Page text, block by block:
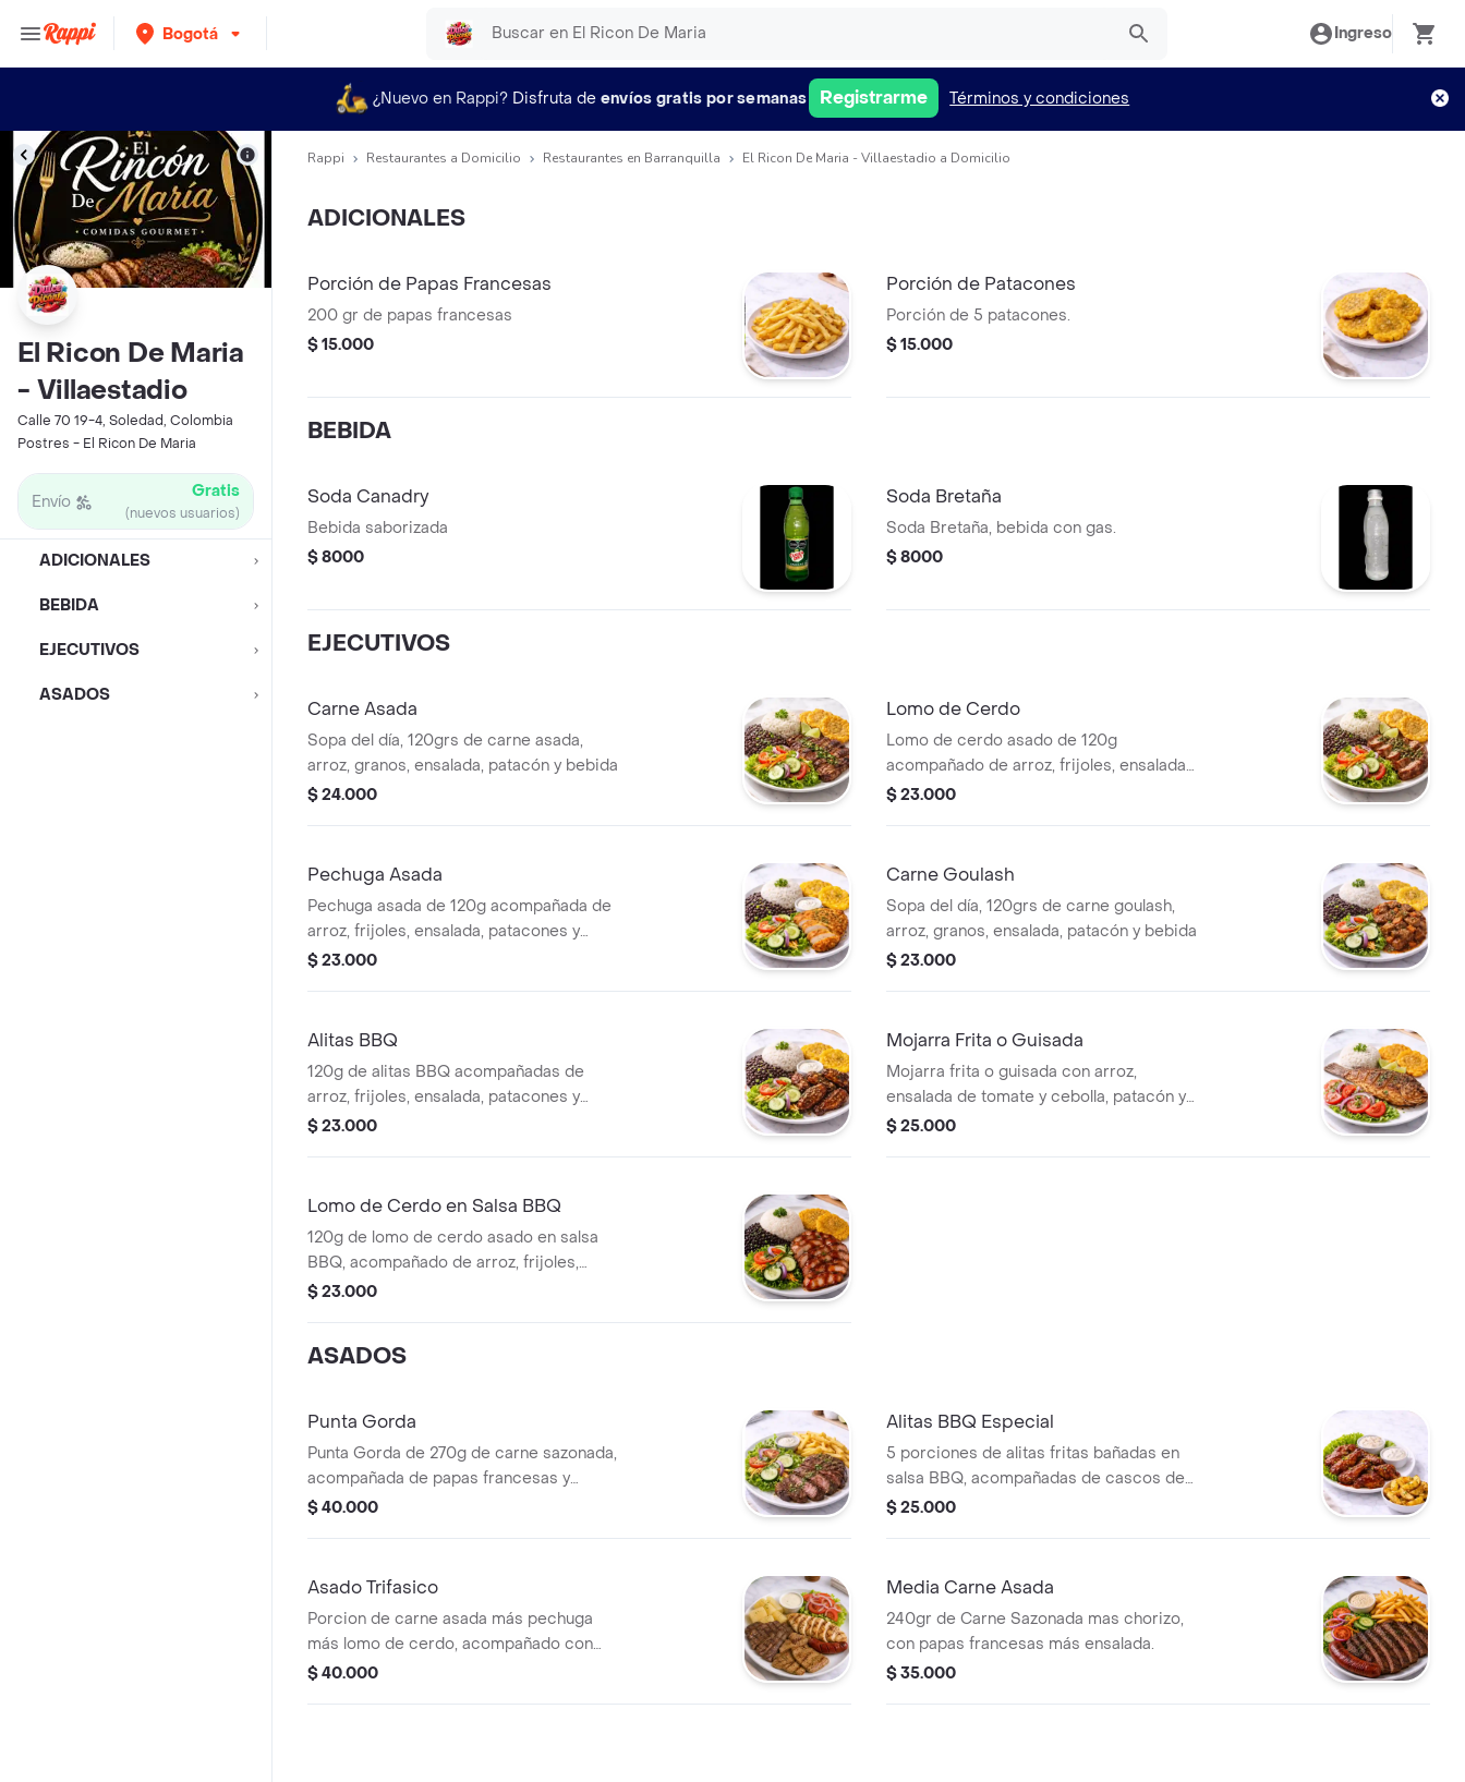
Bogotá Ingreso
¿Nuevo en Rappi? Disfruta de envíos gratis por semanas Registrarme Términos y condiciones
El Ricon De Maria
- Villaestadio
Calle 70 19-4, Soledad, Colombia
Postres - El Ricon De Maria
Envío Gratis
(nuevos usuarios)
ADICIONALES
BEBIDA
EJECUTIVOS
ASADOS
Rappi Restaurantes a Domicilio Restaurantes en Barranquilla El Ricon De Maria - Villaestadio a Domicilio
ADICIONALES
Porción de Papas Francesas
200 gr de papas francesas
$ 15.000
Porción de Patacones
Porción de 5 patacones.
$ 15.000
BEBIDA
Soda Canadry
Bebida saborizada
$ 8000
Soda Bretaña
Soda Bretaña, bebida con gas.
$ 8000
EJECUTIVOS
Carne Asada
Sopa del día, 120grs de carne asada,
arroz, granos, ensalada, patacón y bebida
$ 24.000
Lomo de Cerdo
Lomo de cerdo asado de 120g
acompañado de arroz, frijoles, ensalada
fresca, patacones y bebida.
$ 23.000
Pechuga Asada
Pechuga asada de 120g acompañada de
arroz, frijoles, ensalada, patacones y
bebida.
$ 23.000
Carne Goulash
Sopa del día, 120grs de carne goulash,
arroz, granos, ensalada, patacón y bebida
$ 23.000
Alitas BBQ
120g de alitas BBQ acompañadas de
arroz, frijoles, ensalada, patacones y
salsa.
$ 23.000
Mojarra Frita o Guisada
Mojarra frita o guisada con arroz,
ensalada de tomate y cebolla, patacón y
bebida.
$ 25.000
Lomo de Cerdo en Salsa BBQ
120g de lomo de cerdo asado en salsa
BBQ, acompañado de arroz, frijoles,
ensalada, patacones y bebida.
$ 23.000
ASADOS
Punta Gorda
Punta Gorda de 270g de carne sazonada,
acompañada de papas francesas y
ensalada con lechuga, tomate, pepino y
$ 40.000
Alitas BBQ Especial
5 porciones de alitas fritas bañadas en
salsa BBQ, acompañadas de cascos de
papa sazonados y dos salsas adicionales.
$ 25.000
Asado Trifasico
Porcion de carne asada más pechuga
más lomo de cerdo, acompañado con
papa francesa y ensalada fresca.
$ 40.000
Media Carne Asada
240gr de Carne Sazonada mas chorizo,
con papas francesas más ensalada.
$ 35.000